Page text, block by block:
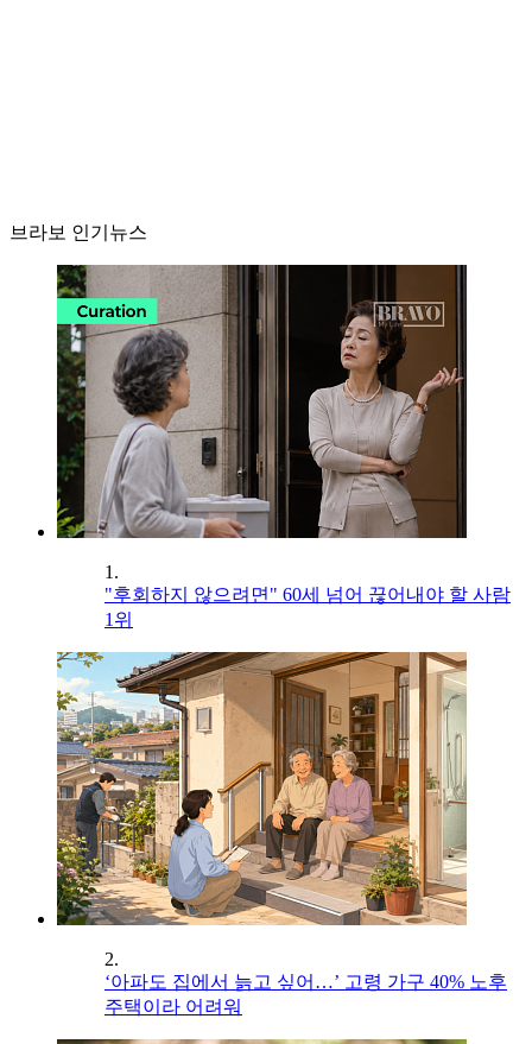
브라보 인기뉴스
1.
"후회하지 않으려면" 60세 넘어 끊어내야 할 사람
1위
2.
‘아파도 집에서 늙고 싶어…’ 고령 가구 40% 노후
주택이라 어려워